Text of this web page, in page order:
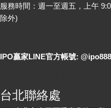
服務時間：週一至週五，上午
除外)
IPO贏家LINE官方帳號: @ipo888
台北聯絡處